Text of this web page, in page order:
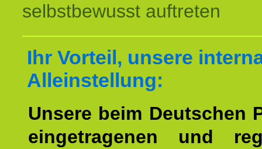
selbstbewusst auftreten
Ihr Vorteil, unsere
Alleinstellung:
Unsere beim Deutschen
eingetragenen und